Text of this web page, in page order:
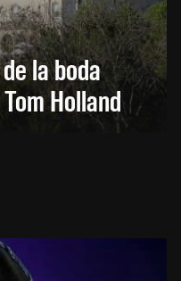
la boda
Holland